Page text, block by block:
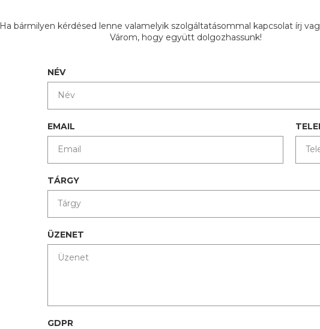
Ha bármilyen kérdésed lenne valamelyik szolgáltatásommal kapcsolat írj
Várom, hogy együtt dolgozhassunk!
NÉV
EMAIL
TÁRGY
ÜZENET
GDPR